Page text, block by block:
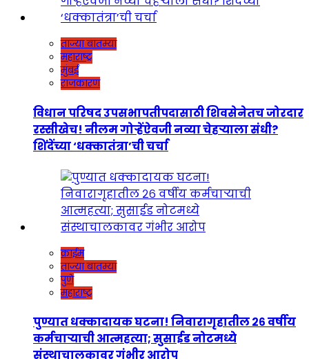
ताज्या बातम्या
महाराष्ट्र
मुंबई
राजकारण
विधान परिषद उपसभापतीपदासाठी शिवसेनेतच जोरदार
रस्सीखेच! नीलम गोऱ्हेंऐवजी नव्या चेहऱ्याला संधी?
शिंदेंच्या ‘धक्कातंत्रा’ची चर्चा
क्राईम
ताज्या बातम्या
पुणे
महाराष्ट्र
पुण्यात धक्कादायक घटना! निवारागृहातील २६ वर्षीय
कर्मचाऱ्याची आत्महत्या; सुसाईड नोटमध्ये
संस्थाचालकावर गंभीर आरोप